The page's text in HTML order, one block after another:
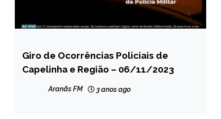
CAPELINHA
MINAS
Giro de Ocorrências Policiais de
Capelinha e Região – 06/11/2023
Aranãs FM 3 anos ago